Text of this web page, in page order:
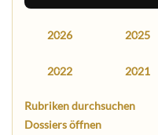
2026 2025
2022 2021
Rubriken durchsuchen
Dossiers öffnen